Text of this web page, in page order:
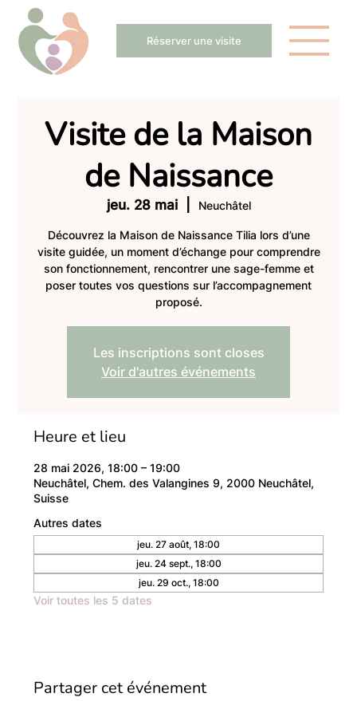
Réserver une visite
Visite de la Maison
de Naissance
jeu. 28 mai
  |
Neuchâtel
Découvrez la Maison de Naissance Tilia lors d’une
visite guidée, un moment d’échange pour comprendre
son fonctionnement, rencontrer une sage-femme et
poser toutes vos questions sur l’accompagnement
proposé.
Les inscriptions sont closes
Voir d'autres événements
Heure et lieu
28 mai 2026, 18:00 – 19:00
Neuchâtel, Chem. des Valangines 9, 2000 Neuchâtel,
Suisse
Autres dates
jeu. 27 août, 18:00
jeu. 24 sept., 18:00
jeu. 29 oct., 18:00
Voir toutes les 5 dates
Partager cet événement